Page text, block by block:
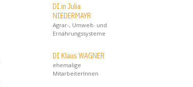
DI.in Julia
NIEDERMAYR
Agrar-, Umwelt- und
Ernährungssysteme
DI Klaus WAGNER
ehemalige
MitarbeiterInnen